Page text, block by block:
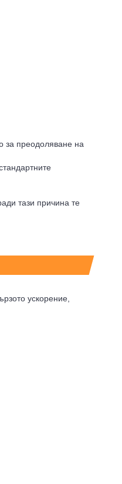
за преодоляване на
тази причина те
ускорение,